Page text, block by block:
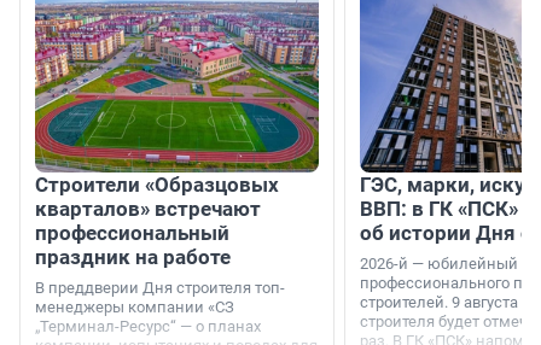
Строители «Образцовых
кварталов» встречают
профессиональный
праздник на работе
В преддверии Дня строителя топ-
менеджеры компании «СЗ
„Терминал-Ресурс“ — о планах
ГЭС, марки,
ВВП: в ГК «ПСК»
об истории Дня
2026-й — юбилейный
профессионального
строителей. 9 августа
строителя будет
раз. В ГК «ПСК»